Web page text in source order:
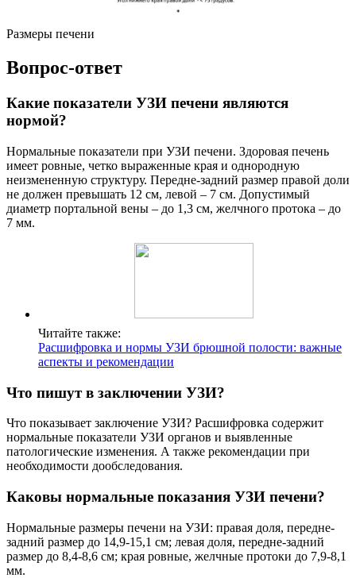
Размеры печени
Вопрос-ответ
Какие показатели УЗИ печени являются
нормой?
Нормальные показатели при УЗИ печени. Здоровая печень
имеет ровные, четко выраженные края и однородную
неизмененную структуру. Передне-задний размер правой доли
не должен превышать 12 см, левой – 7 см. Допустимый
диаметр портальной вены – до 1,3 см, желчного протока – до
7 мм.
Читайте также:
Расшифровка и нормы УЗИ брюшной полости: важные
аспекты и рекомендации
Что пишут в заключении УЗИ?
Что показывает заключение УЗИ? Расшифровка содержит
нормальные показатели УЗИ органов и выявленные
патологические изменения. А также рекомендации при
необходимости дообследования.
Каковы нормальные показания УЗИ печени?
Нормальные размеры печени на УЗИ: правая доля, передне-
задний размер до 14,9-15,1 см; левая доля, передне-задний
размер до 8,4-8,6 см; края ровные, желчные протоки до 7,9-8,1
мм.